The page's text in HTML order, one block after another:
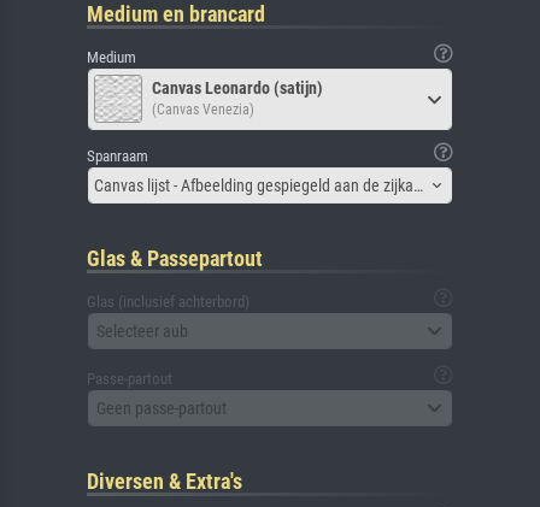
Medium en brancard
Medium
Canvas Leonardo (satijn)
(Canvas Venezia)
Spanraam
Canvas lijst - Afbeelding gespiegeld aan de zijkant
Glas & Passepartout
Glas (inclusief achterbord)
Selecteer aub
Passe-partout
Geen passe-partout
Diversen & Extra's